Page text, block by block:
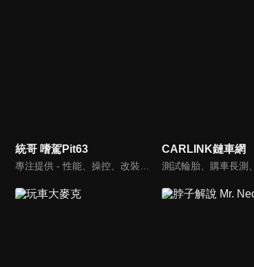
統哥 嗜駕Pit63 CARLINK鏈車網